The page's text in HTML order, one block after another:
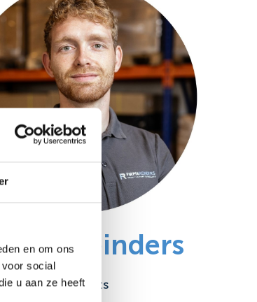
en om ons
social
u aan ze heeft
Reinders
Stocklots